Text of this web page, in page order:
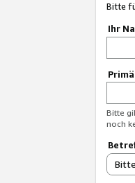
Bitte
Ihr
Bitte
noch